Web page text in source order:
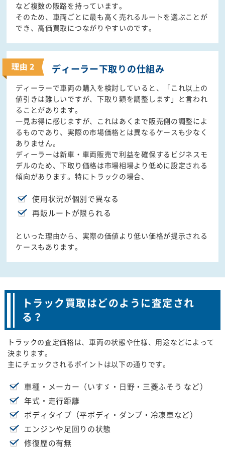
など複数の販路を持っています。
そのため、車両ごとに最も高く売れるルートを選ぶことが
でき、高価買取につながりやすいのです。
ディーラー下取りの仕組み
ディーラーで車両の購入を検討していると、「これ以上の
値引きは難しいですが、下取り額を調整します」と言われ
ることがあります。
一見お得に感じますが、これはあくまで販売側の調整によ
るものであり、実際の市場価格とは異なるケースも少なく
ありません。
ディーラーは新車・車両販売で利益を確保するビジネスモ
デルのため、下取り価格は市場相場より低めに設定される
傾向があります。特にトラックの場合、
使用状況が個別で異なる
再販ルートが限られる
といった理由から、実際の価値より低い価格が提示される
ケースもあります。
トラック買取はどのように査定され
る？
トラックの査定価格は、車両の状態や仕様、用途などによって
決まります。
主にチェックされるポイントは以下の通りです。
車種・メーカー（いすゞ・日野・三菱ふそう など）
年式・走行距離
ボディタイプ（平ボディ・ダンプ・冷凍車など）
エンジンや足回りの状態
修復歴の有無